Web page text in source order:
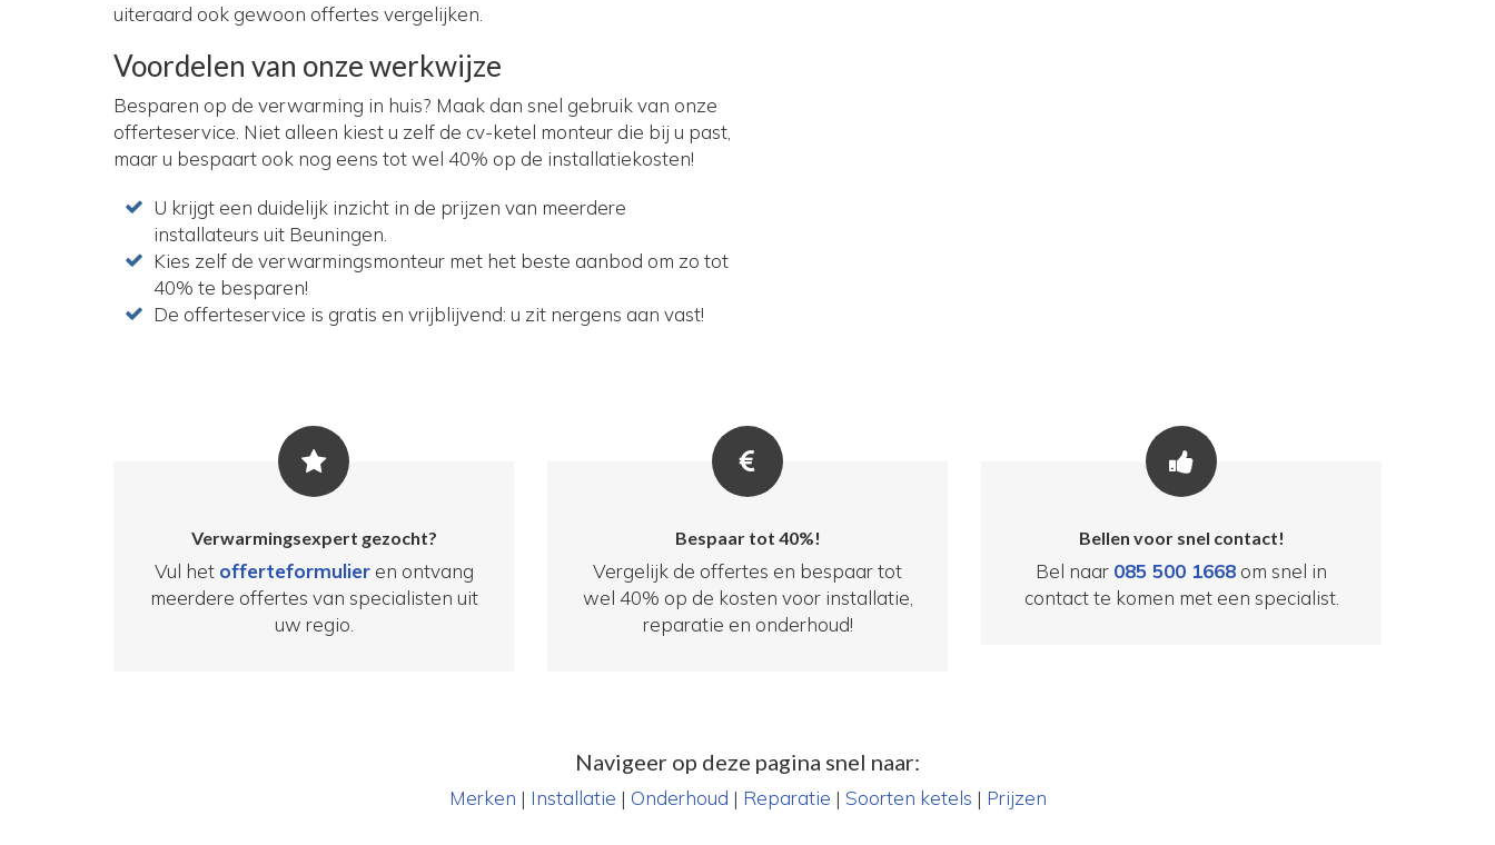
uiteraard ook gewoon offertes vergelijken.
Voordelen van onze werkwijze
Besparen op de verwarming in huis? Maak dan snel gebruik van onze
offerteservice. Niet alleen kiest u zelf de cv-ketel monteur die bij u past,
maar u bespaart ook nog eens tot wel 40% op de installatiekosten!
U krijgt een duidelijk inzicht in de prijzen van meerdere
installateurs uit Beuningen.
Kies zelf de verwarmingsmonteur met het beste aanbod om zo tot
40% te besparen!
De offerteservice is gratis en vrijblijvend: u zit nergens aan vast!
Verwarmingsexpert gezocht?
Vul het offerteformulieren ontvang
meerdere offertes van specialisten uit
uw regio.
Bespaar tot 40%!
Vergelijk de offertes en bespaar tot
wel 40% op de kosten voor installatie,
reparatie en onderhoud!
Bellen voor snel contact!
Bel naar 085 500 1668 om snel in
contact te komen met een specialist.
Navigeer op deze pagina snel naar:
Merken | Installatie | Onderhoud | Reparatie | Soorten ketels | Prijzen